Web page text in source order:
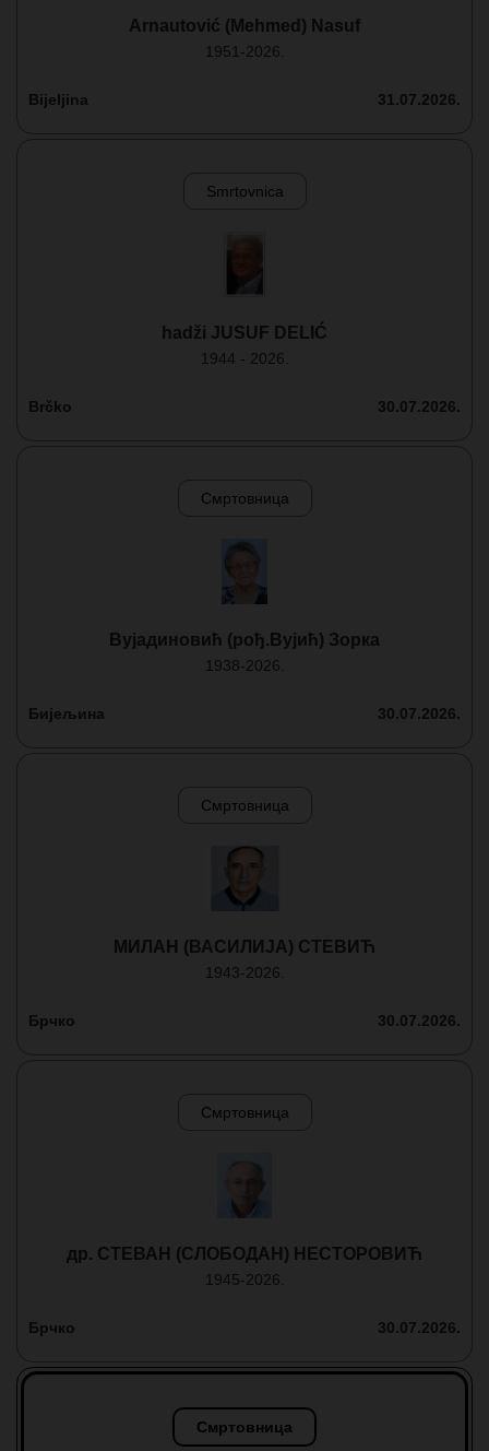
Arnautović (Mehmed) Nasuf
1951-2026.
Bijeljina 31.07.2026.
Smrtovnica
hadži JUSUF DELIĆ
1944 - 2026.
Brčko 30.07.2026.
Смртовница
Вујадиновић (рођ.Вујић) Зорка
1938-2026.
Бијељина 30.07.2026.
Смртовница
МИЛАН (ВАСИЛИЈА) СТЕВИЋ
1943-2026.
Брчко 30.07.2026.
Смртовница
др. СТЕВАН (СЛОБОДАН) НЕСТОРОВИЋ
1945-2026.
Брчко 30.07.2026.
Смртовница